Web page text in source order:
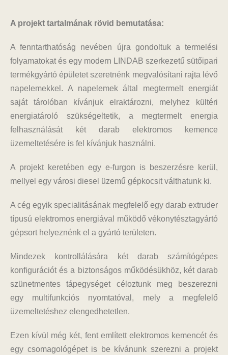
A projekt tartalmának rövid bemutatása:
A fenntarthatóság nevében újra gondoltuk a termelési
folyamatokat és egy modern LINDAB szerkezetű sütőipari
termékgyártó épületet szeretnénk megvalósítani rajta lévő
napelemekkel. A napelemek által megtermelt energiát
saját tárolóban kívánjuk elraktározni, melyhez kültéri
energiatároló szükségeltetik, a megtermelt energia
felhasználását két darab elektromos kemence
üzemeltetésére is fel kívánjuk használni.
A projekt keretében egy e-furgon is beszerzésre kerül,
mellyel egy városi diesel üzemű gépkocsit válthatunk ki.
A cég egyik specialitásának megfelelő egy darab extruder
típusú elektromos energiával működő vékonytésztagyártó
gépsort helyeznénk el a gyártó területen.
Mindezek kontrollálására két darab számítógépes
konfigurációt és a biztonságos működésükhöz, két darab
szünetmentes tápegységet céloztunk meg beszerezni
egy multifunkciós nyomtatóval, mely a megfelelő
üzemeltetéshez elengedhetetlen.
Ezen kívül még két, fent említett elektromos kemencét és
egy csomagológépet is be kívánunk szerezni a projekt